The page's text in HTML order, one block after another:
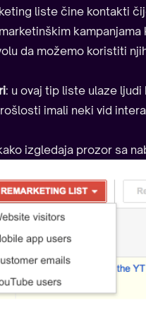
liste čine kontakti
da možemo koristiti
: u ovaj tip liste ulaze
imali neki vid
izgledaja prozor sa